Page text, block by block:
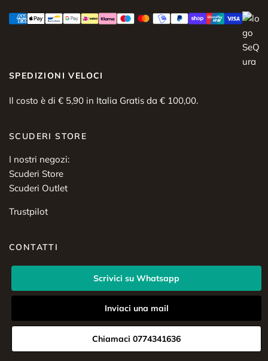
SPEDIZIONI VELOCI
Il costo è di € 5,90 in Italia Gratis da € 100,00.
SCUDERI STORE
I nostri negozi:
Scuderi Store
Scuderi Outlet
Trustpilot
CONTATTI
Scrivici su Whatsapp
Inviaci una mail
Chiamaci 0774341636